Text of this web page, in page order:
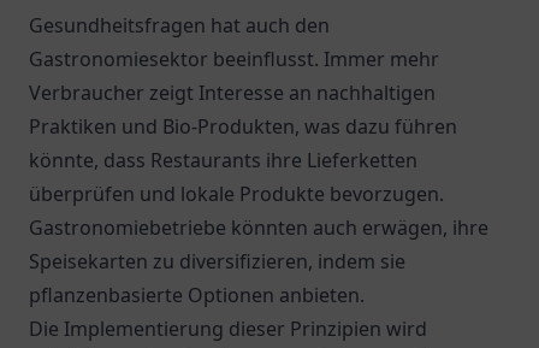
Gesundheitsfragen hat auch den
Gastronomiesektor beeinflusst. Immer mehr
Verbraucher zeigt Interesse an nachhaltigen
Praktiken und Bio-Produkten, was dazu führen
könnte, dass Restaurants ihre Lieferketten
überprüfen und lokale Produkte bevorzugen.
Gastronomiebetriebe könnten auch erwägen, ihre
Speisekarten zu diversifizieren, indem sie
pflanzenbasierte Optionen anbieten.
Die Implementierung dieser Prinzipien wird